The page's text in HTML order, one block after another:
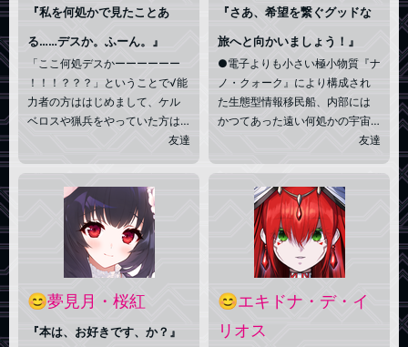
はゼロ！
『私を何処かで見たことあ
る……デスか。ふーん。』
「ここ何処デスかーーーーーー
！！！？？？」
ということで√能
力者の方ははじめまして、ケル
ベロスや猟兵をやっていた方は
また会ったな！庚さんデスよ
っと…ハイ…迷子デス…。私のこ
と知ってる一部の人は覚えてる
かも知れないんデスけど私…スー
パー迷子属性持ってるんデスよ
ね…。まぁそういうわけで帰り道
模索中デスよ。色々いいたい事
あるけど文字数！じゃあね！
友達
『さあ、希望を繋ぐグッドな
旅へと向かいましょう！』
●電子よりも小さい極小物質『ナ
ノ・クォーク』により構成され
た生態型情報移民船、内部には
かつてあった遠い何処かの宇宙
が記録されており適切な手順に
態で√EDENの一般家庭に保護さ
れており移民船としての自覚は
上記の概要のみ、本人は緩い言
動と無駄にキラキラした瞳が特
徴のテンション高めな女の子。
ちょっと昔のアニメとかゲーム
とか好きですよ、グーッド！
友達
😊夢見月・桜紅
『本は、お好きです、か？』
😊エキドナ・デ・イ
リオス